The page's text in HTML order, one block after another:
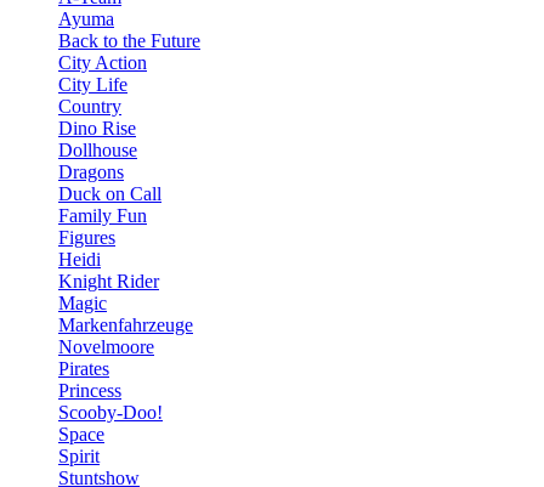
Ayuma
Back to the Future
City Action
City Life
Country
Dino Rise
Dollhouse
Dragons
Duck on Call
Family Fun
Figures
Heidi
Knight Rider
Magic
Markenfahrzeuge
Novelmoore
Pirates
Princess
Scooby-Doo!
Space
Spirit
Stuntshow